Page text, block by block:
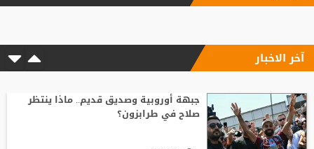
سعودي !!
آخر الاخبار
جبهة أوروبية وصديق قديم.. ماذا ينتظر
صلاح في طرابزون؟